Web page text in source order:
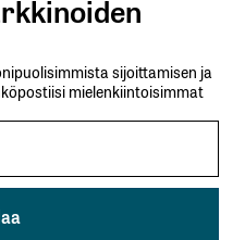
sijoittamisen ja
mielenkiintoisimmat